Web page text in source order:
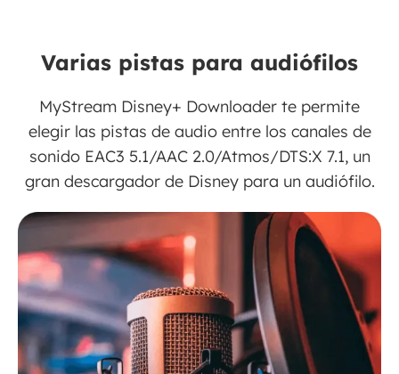
Varias pistas para audiófilos
MyStream Disney+ Downloader te permite
elegir las pistas de audio entre los canales de
sonido EAC3 5.1/AAC 2.0/Atmos/DTS:X 7.1, un
gran descargador de Disney para un audiófilo.